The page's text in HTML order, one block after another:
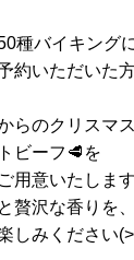
種バイキング
約いただいた
らのクリスマス
ビーフ🥩を
用意いたします
贅沢な香りを、
しみください